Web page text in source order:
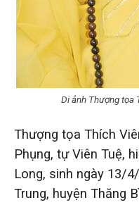
Di ảnh Thượng tọa
Thượng tọa Thích
Phụng, tự Viên Tuệ,
Long, sinh ngày 13/
Trung, huyện Thăng